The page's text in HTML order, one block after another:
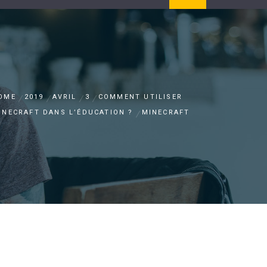
2019 AVRIL 3
COMMENT UTILISER
DANS L’ÉDUCATION ?
MINECRAFT